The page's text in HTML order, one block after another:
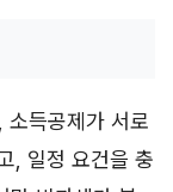
소득공제가 서로
, 일정 요건을 충